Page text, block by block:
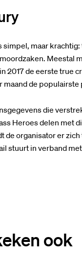
simpel, maar
Meestal
2017 de eerste true
de populairste
die
Heroes delen met
de organisator er
stuurt in verband
ook